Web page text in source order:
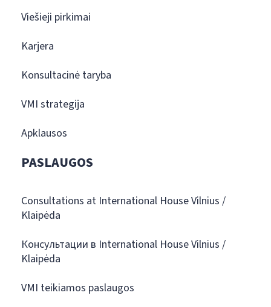
Viešieji pirkimai
Karjera
Konsultacinė taryba
VMI strategija
Apklausos
PASLAUGOS
Consultations at International House Vilnius /
Klaipėda
Консультации в International House Vilnius /
Klaipėda
VMI teikiamos paslaugos